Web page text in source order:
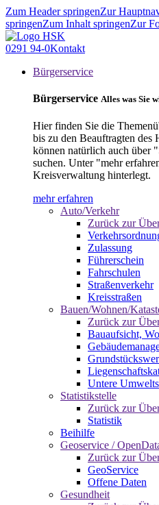
Zum Header springenZur
springenZum Inhalt springenZur
0291 94-0Kontakt
Bürgerservice
Bürgerservice Alles was Sie
Hier finden Sie die
bis zu den Beauftragten des
können natürlich auch über
suchen. Unter "mehr
Kreisverwaltung hinterlegt.
mehr erfahren
Auto/Verkehr
Zurück zur
Zulassung
Führerschein
Fahrschulen
Straßenverkehr
Kreisstraßen
Bauen/Wohnen/
Zurück zur
Bauaufsicht,
Untere
Statistikstelle
Zurück zur
Statistik
Beihilfe
Geoservice /
Zurück zur
GeoService
Offene Daten
Gesundheit